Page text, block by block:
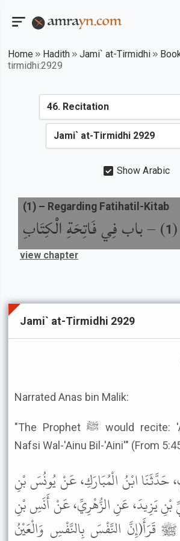
Home Hadith Jami` at-Tirmidhi
tirmidhi:2929
Show Arabic
(
1
) –باب فِي فَاتِحَةِ الْكِتَابِ
(1 ) – Regarding Fatihatil-Kitab
view chapter
Jami` at-Tirmidhi 2929
Narrated Anas bin Malik:
"The Prophet ﷺ would recite: 'Anin-nafsu Bin-
Nafsi Wal-'Ainu Bil-'Aini'" (From
حَدَّثَنَا ابْنُ الْمُبَارَكِ، عَنْ يُونُسَ بْنِ
بْنِ يَزِيدَ، عَنِ الزُّهْرِيِّ، عَنْ أَنَسِ بْنِ
ﷺ قَرَأَ(إِنَّ النَّفْسَ بِالنَّفْسِ وَالْعَيْنُ